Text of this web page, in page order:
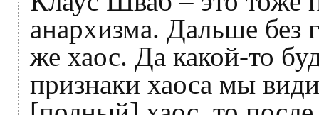
анархизма. Дальше без
же хаос. Да какой-то
признаки хаоса мы